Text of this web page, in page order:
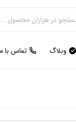
وبلاگ تماس با